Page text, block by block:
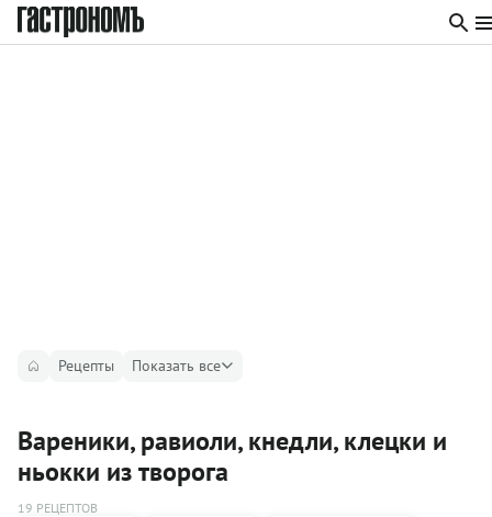
Рецепты Показать все
Вареники, равиоли, кнедли, клецки и
ньокки из творога
19 РЕЦЕПТОВ